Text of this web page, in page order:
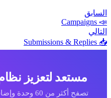
📣
📥 Submissions
مستعد لتعزيز نظام CRM الخاص بك؟